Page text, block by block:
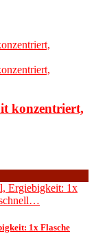
konzentriert,
1x Flasche